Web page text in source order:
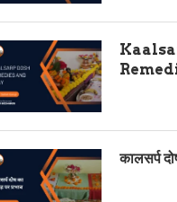
कालसर्प